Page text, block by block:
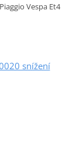
Vespa Et4
snížení